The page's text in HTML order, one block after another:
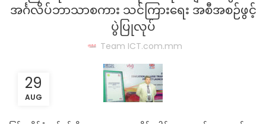
အင်္ဂလိပ်ဘာသာစကား သင်ကြားရေး အစီအစဉ်ဖွင့်
ပွဲပြုလုပ်
Team ICT.com.mm
29
AUG